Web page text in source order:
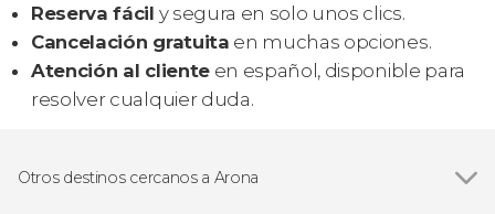
Reserva fácil y segura en solo unos clics.
Cancelación gratuita en muchas opciones.
Atención al clienteen español, disponible para
resolver cualquier duda.
Otros destinos cercanos a Arona